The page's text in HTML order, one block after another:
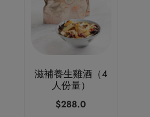
滋補養生雞酒（4
人份量）
$288.0